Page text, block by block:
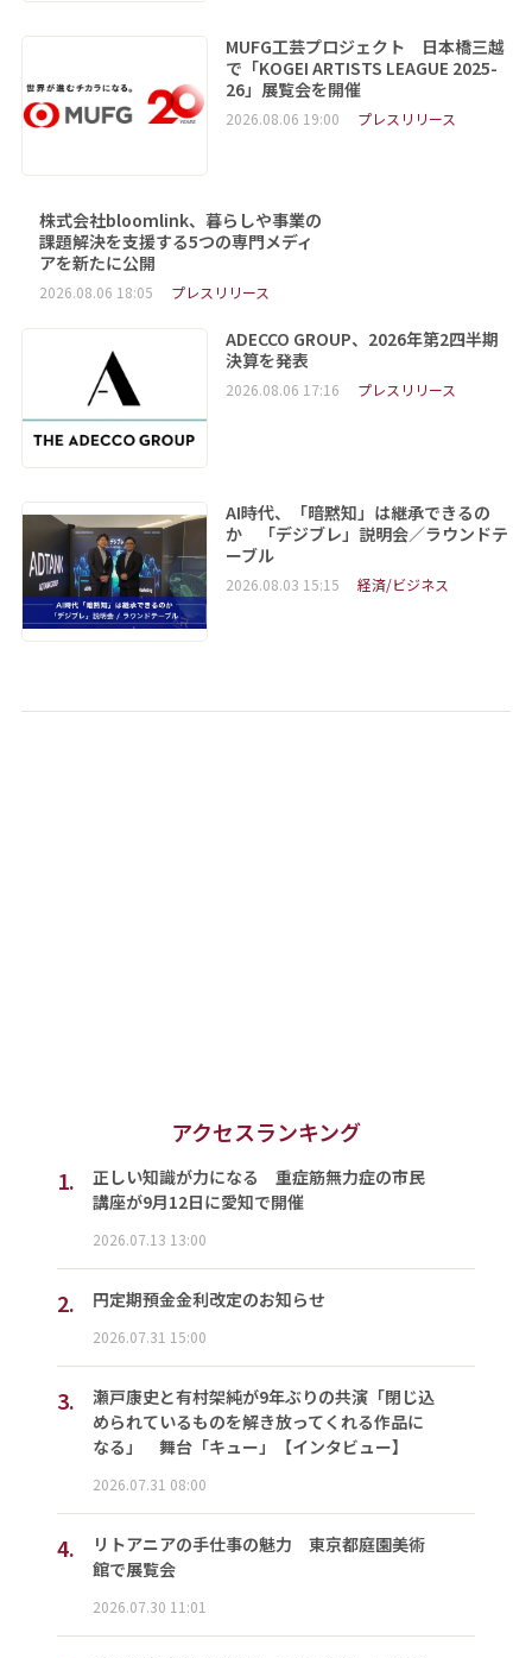
MUFG工芸プロジェクト 日本橋三越
で「KOGEI ARTISTS LEAGUE 2025-
26」展覧会を開催
2026.08.06 19:00 プレスリリース
株式会社bloomlink、暮らしや事業の
課題解決を支援する5つの専門メディ
アを新たに公開
2026.08.06 18:05 プレスリリース
ADECCO GROUP、2026年第2四半期
決算を発表
2026.08.06 17:16 プレスリリース
AI時代、「暗黙知」は継承できるの
か 「デジブレ」説明会／ラウンドテ
ーブル
2026.08.03 15:15 経済/ビジネス
アクセスランキング
1.
正しい知識が力になる 重症筋無力症の市民
講座が9月12日に愛知で開催
2026.07.13 13:00
2. 円定期預金金利改定のお知らせ
2026.07.31 15:00
3.
瀬戸康史と有村架純が9年ぶりの共演「閉じ込
められているものを解き放ってくれる作品に
なる」 舞台「キュー」【インタビュー】
2026.07.31 08:00
4.
リトアニアの手仕事の魅力 東京都庭園美術
館で展覧会
2026.07.30 11:01